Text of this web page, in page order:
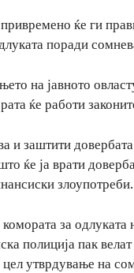
ќе ги
поради
на јавното
ќе работи
и заштити
ќе ја врати
злоупотреби.
за
полиција пак
утврдување на